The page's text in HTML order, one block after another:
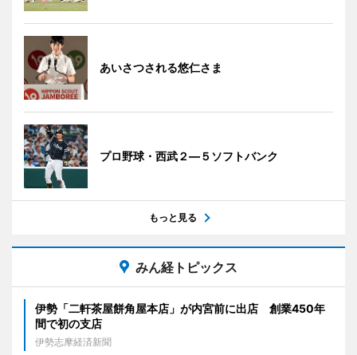
あいさつされる悠仁さま
プロ野球・西武２―５ソフトバンク
もっと見る
みん経トピックス
伊勢「二軒茶屋餅角屋本店」が内宮前に出店 創業450年
間で初の支店
伊勢志摩経済新聞